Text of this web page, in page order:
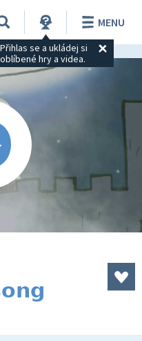
Přihlas se a ukládej si
oblíbené hry a videa.
MENU